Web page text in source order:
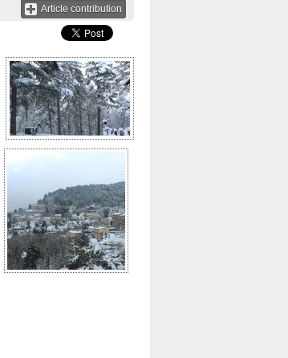
Article contribution